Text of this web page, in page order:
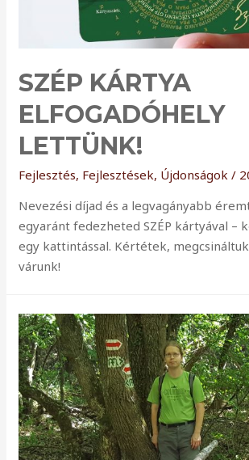
SZÉP KÁRTYA
ELFOGADÓHELY
LETTÜNK!
Fejlesztés, Fejlesztések, Újdonságok /
Nevezési díjad és a legvagányabb
egyaránt fedezheted SZÉP kártyával –
egy kattintással. Kértétek,
várunk!